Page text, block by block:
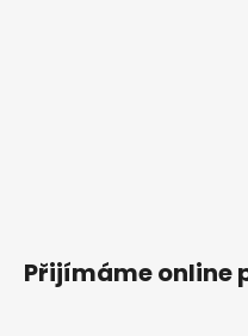
Přijímáme online